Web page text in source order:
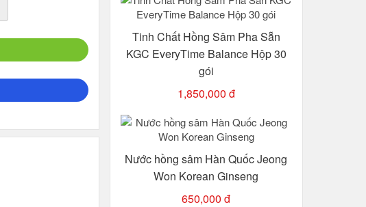
Tinh Chất Hồng Sâm Pha Sẵn
KGC EveryTime Balance Hộp 30
gói
1,850,000 đ
Nước hồng sâm Hàn Quốc Jeong
Won Korean Ginseng
650,000 đ